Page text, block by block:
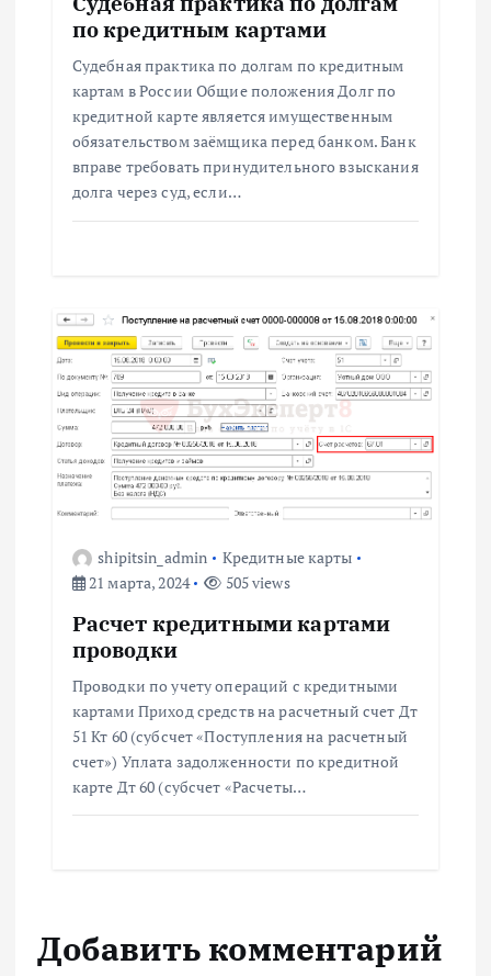
по кредитным картами
Судебная практика по долгам по кредитным
картам в России Общие положения Долг по
кредитной карте является имущественным
обязательством заёмщика перед банком. Банк
вправе требовать принудительного взыскания
долга через суд, если…
shipitsin_admin
Кредитные карты
21 марта, 2024
505 views
Расчет кредитными картами
проводки
Проводки по учету операций с кредитными
картами Приход средств на расчетный счет Дт
51 Кт 60 (субсчет «Поступления на расчетный
счет») Уплата задолженности по кредитной
карте Дт 60 (субсчет «Расчеты…
Добавить комментарий